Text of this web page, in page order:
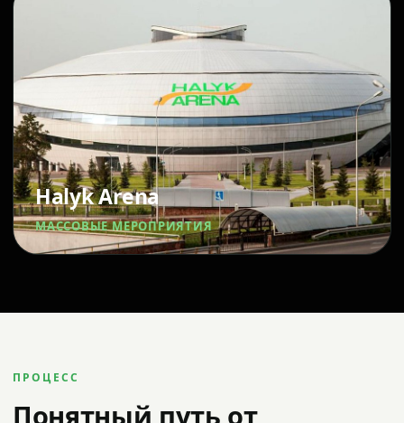
Halyk Arena
МАССОВЫЕ МЕРОПРИЯТИЯ
ПРОЦЕСС
Понятный путь от